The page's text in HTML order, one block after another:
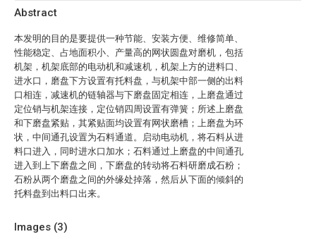
Abstract
本发明的目的是要提供一种节能、安装方便、维修简单、
性能稳定、占地面积小、产量高的网状圆盘对磨机，包括
机架，机架底部的电动机和减速机，机架上方的进料口、
进水口，磨盘下方设置有托料盘，与机架中部一侧的出料
口相连，减速机的链轴器与下磨盘固定相连，上磨盘通过
定位销与机架连接，定位销四周设置有弹簧；所述上磨盘
和下磨盘紧贴，其紧贴面均设置有网状磨槽；上磨盘为环
状，中间通孔设置为石料通道。启动电动机，将石料从进
料口进入，同时进水口加水；石料通过上磨盘的中间通孔
进入到上下磨盘之间，下磨盘的转动将石料研磨成石粉；
石粉从两个磨盘之间的外缘处掉落，然后从下面的倾斜的
托料盘到出料口出来。
Images (3)